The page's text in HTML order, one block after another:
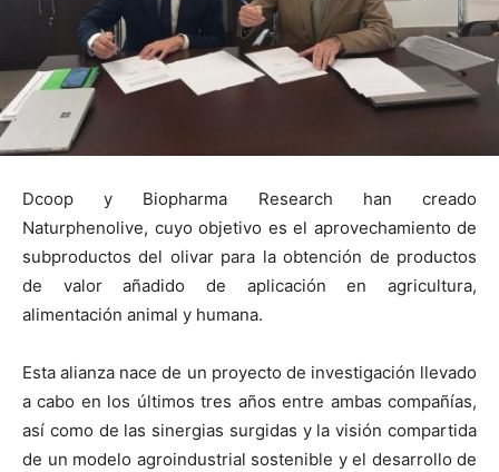
Dcoop y Biopharma Research han creado
Naturphenolive, cuyo objetivo es el aprovechamiento de
subproductos del olivar para la obtención de productos
de valor añadido de aplicación en agricultura,
alimentación animal y humana.
Esta alianza nace de un proyecto de investigación llevado
a cabo en los últimos tres años entre ambas compañías,
así como de las sinergias surgidas y la visión compartida
de un modelo agroindustrial sostenible y el desarrollo de